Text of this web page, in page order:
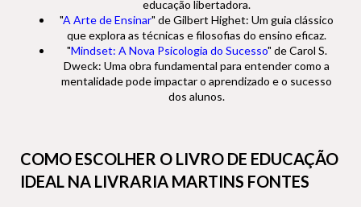
educação libertadora.
"A Arte de Ensinar" de Gilbert Highet: Um guia clássico
que explora as técnicas e filosofias do ensino eficaz.
"Mindset: A Nova Psicologia do Sucesso" de Carol S.
Dweck: Uma obra fundamental para entender como a
mentalidade pode impactar o aprendizado e o sucesso
dos alunos.
COMO ESCOLHER O LIVRO DE EDUCAÇÃO
IDEAL NA LIVRARIA MARTINS FONTES